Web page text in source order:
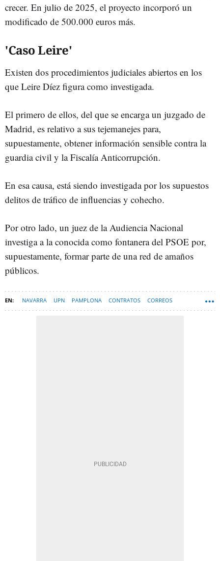
crecer. En julio de 2025, el proyecto incorporó un
modificado de 500.000 euros más.
'Caso Leire'
Existen dos procedimientos judiciales abiertos en los
que Leire Díez figura como investigada.
El primero de ellos, del que se encarga un juzgado de
Madrid, es relativo a sus tejemanejes para,
supuestamente, obtener información sensible contra la
guardia civil y la Fiscalía Anticorrupción.
En esa causa, está siendo investigada por los supuestos
delitos de tráfico de influencias y cohecho.
Por otro lado, un juez de la Audiencia Nacional
investiga a la conocida como fontanera del PSOE por,
supuestamente, formar parte de una red de amaños
públicos.
NAVARRA UPN PAMPLONA CONTRATOS CORREOS